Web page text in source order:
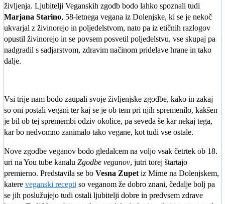
življenja. Ljubitelji Veganskih zgodb bodo lahko spoznali tudi
Marjana Starino, 58-letnega vegana iz Dolenjske, ki se je nekoč
ukvarjal z živinorejo in poljedelstvom, nato pa iz etičnih razlogov
opustil živinorejo in se povsem posvetil poljedelstvu, vse skupaj pa
nadgradil s sadjarstvom, zdravim načinom pridelave hrane in tako
dalje.
Vsi trije nam bodo zaupali svoje življenjske zgodbe, kako in zakaj
so oni postali vegani ter kaj se je ob tem pri njih spremenilo, kakšen
je bil ob tej spremembi odziv okolice, pa seveda še kar nekaj tega,
kar bo nedvomno zanimalo tako vegane, kot tudi vse ostale.
Nove zgodbe veganov bodo gledalcem na voljo vsak četrtek ob 18.
uri na You tube kanalu Zgodbe veganov, jutri torej štartajo
premierno. Predstavila se bo Vesna Zupet iz Mirne na Dolenjskem,
katere veganski recepti so veganom že dobro znani, čedalje bolj pa
se jih poslužujejo tudi ostali ljubitelji dobre in predvsem zdrave